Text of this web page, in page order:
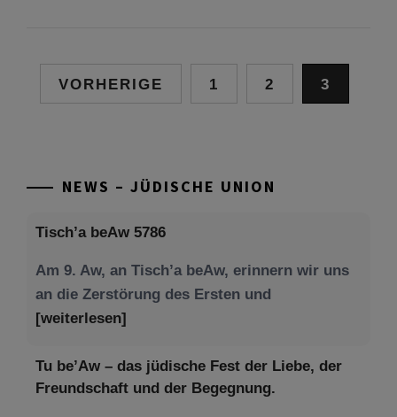
Seitennummerierung
VORHERIGE 1 2 3
NEWS – JÜDISCHE UNION
Tisch’a beAw 5786
Am 9. Aw, an Tisch’a beAw, erinnern wir uns
an die Zerstörung des Ersten und
[weiterlesen]
Tu be’Aw – das jüdische Fest der Liebe, der
Freundschaft und der Begegnung.